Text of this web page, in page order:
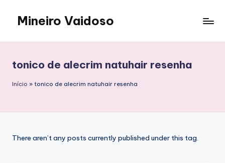
content
Mineiro Vaidoso
Autocuidado
e
Resenhas
tonico de alecrim natuhair resenha
Início » tonico de alecrim natuhair resenha
There aren’t any posts currently published under this tag.